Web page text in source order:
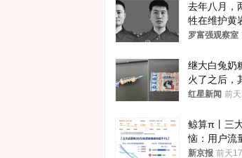
去年八月，
牲在维护黄
中
罗富强观察室
继大白兔奶
火了之后，
海外博主盛
红星新闻 前
鲸算π丨三
恼：用户流
入却越来越
新京报 前天